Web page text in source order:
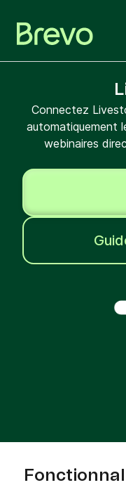
Connectez
automatiquement
webinaires